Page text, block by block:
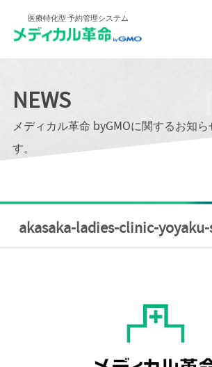
医療特化型 予約管理システム
NEWS
メディカル革命 byGMOに関するお知
す。
akasaka-ladies-clinic-